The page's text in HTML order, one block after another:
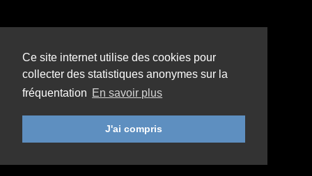
Ce site internet utilise des cookies pour
collecter des statistiques anonymes sur la
fréquentation En savoir plus
J'ai compris